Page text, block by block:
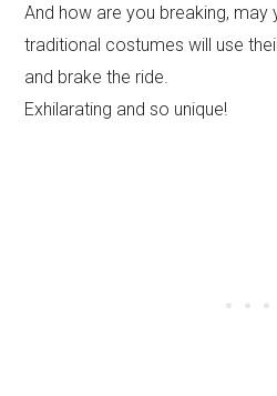
And how are you breaking, may
traditional costumes will use
and brake the ride.
Exhilarating and so unique!